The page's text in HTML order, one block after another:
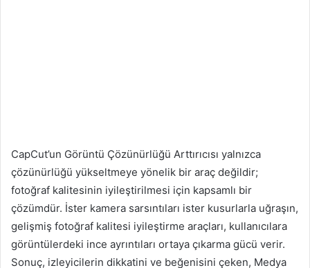
CapCut’un Görüntü Çözünürlüğü Arttırıcısı yalnızca
çözünürlüğü yükseltmeye yönelik bir araç değildir;
fotoğraf kalitesinin iyileştirilmesi için kapsamlı bir
çözümdür. İster kamera sarsıntıları ister kusurlarla uğraşın,
gelişmiş fotoğraf kalitesi iyileştirme araçları, kullanıcılara
görüntülerdeki ince ayrıntıları ortaya çıkarma gücü verir.
Sonuç, izleyicilerin dikkatini ve beğenisini çeken, Medya